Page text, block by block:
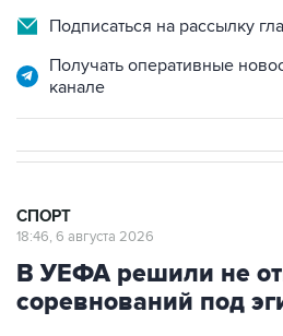
Подписаться на рассылку
Получать оперативные
канале
СПОРТ
18:46, 6 августа 2026
В УЕФА решили не
соревнований под